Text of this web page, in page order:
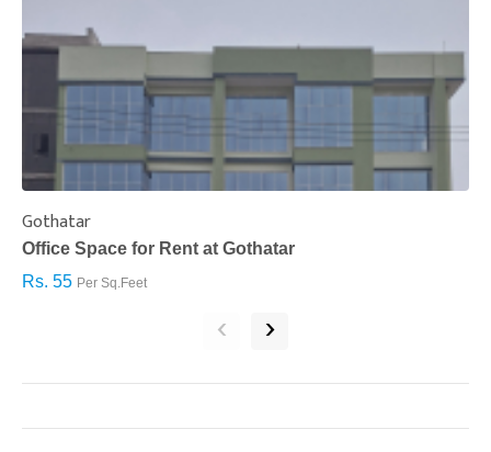
Gothatar
Office Space for Rent at Gothatar
Rs. 55 Per Sq.Feet
‹ ›